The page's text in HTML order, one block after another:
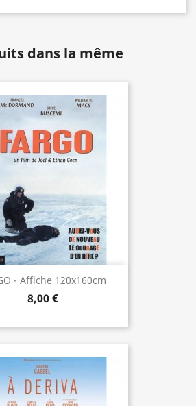
dans la même
- Affiche 120x160cm
8,00 €